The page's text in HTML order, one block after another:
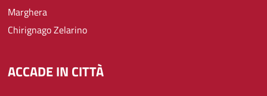
Marghera
Chirignago Zelarino
ACCADE IN CITTÀ